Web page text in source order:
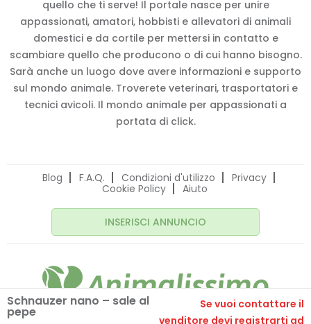
Schnauzer nano – sale al
pepe
Se vuoi contattare il
venditore devi registrarti ad
quello che ti serve! Il portale nasce per unire
appassionati, amatori, hobbisti e allevatori di animali
domestici e da cortile per mettersi in contatto e
scambiare quello che producono o di cui hanno bisogno.
Sarà anche un luogo dove avere informazioni e supporto
sul mondo animale. Troverete veterinari, trasportatori e
tecnici avicoli. Il mondo animale per appassionati a
portata di click.
Blog F.A.Q. Condizioni d'utilizzo
Privacy
Cookie Policy
Aiuto
INSERISCI ANNUNCIO
© 2020 Animalissimo.it - P.IVA 04582550275